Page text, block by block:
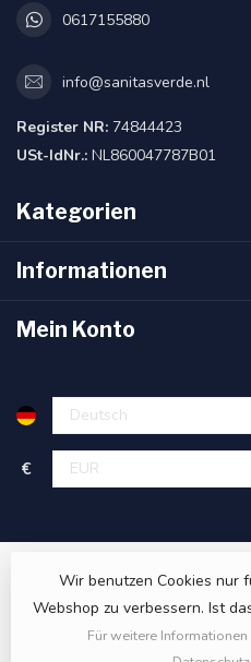
0617155880
info@sanitasverde.nl
Register NR: 74844423
USt-IdNr.: NL860047787B01
Kategorien
Informationen
Mein Konto
€
© Copyright 2026 Sanitas Verde-
Wir benutzen Cookies nur
Webshop zu verbessern. Ist
Für weitere